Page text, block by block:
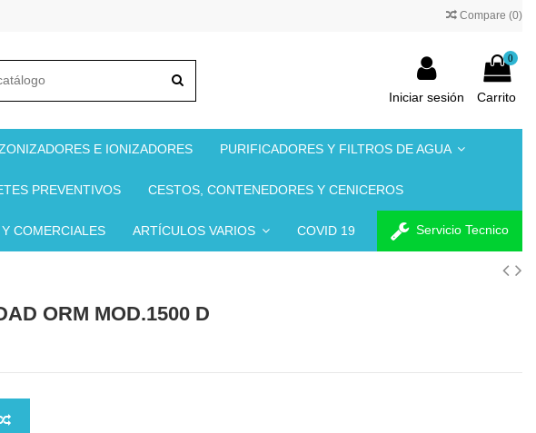
Compare (0)
Iniciar sesión
0
Carrito
E IONIZADORES PURIFICADORES Y FILTROS DE AGUA
PREVENTIVOS CESTOS, CONTENEDORES Y CENICEROS
COMERCIALES ARTÍCULOS VARIOS Servicio Tecnico
COVID 19
ORM MOD.1500 D